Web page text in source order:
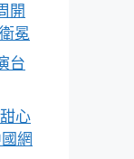
開
冕
台
心
網